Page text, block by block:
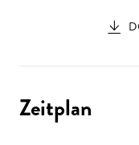
Zeitplan